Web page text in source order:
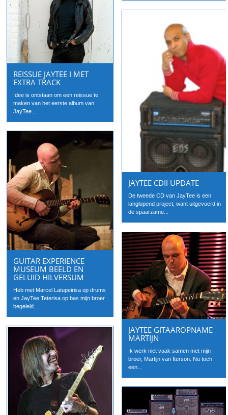
REISSUE JAYTEE I MET
EXTRA TRACK
Idee is ontstaan om een reissue te
maken van het eerste album van
JayTee....
JAYTEE CDII UPDATE
De tweede CD van JayTee is een
langlopend project, want uitgevoerd in
de spaarzame...
GUITAR EXPERIENCE
MUSEUM BEELD EN
GELUID HILVERSUM
Heb met Marcel Latupeirisa op drums
en JayTee Teterisa op bas mijn broer
begeleid...
JAYTEE GITAAROPNAME
MARTIJN
Ik werk niet vaak samen met mijn
broer, Martijn van Iterson. Nu toch
een...